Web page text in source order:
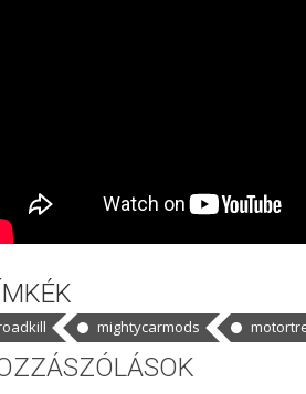
mightycarmods